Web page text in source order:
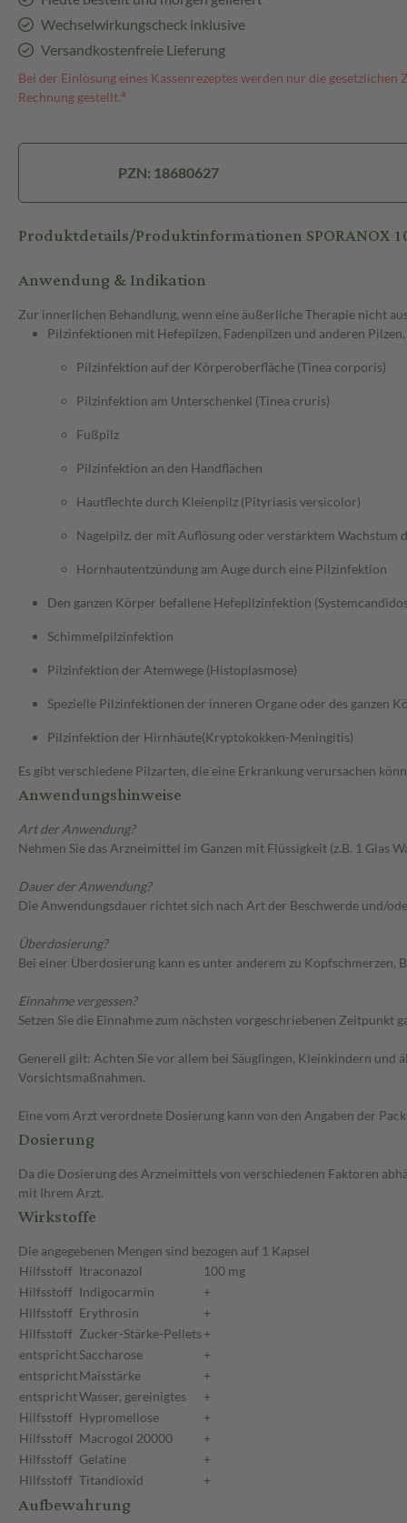
Wechselwirkungscheck inklusive
Versandkostenfreie Lieferung
Bei der Einlösung eines Kassenrezeptes werden nur die gesetzlichen
Rechnung gestellt.⁴
PZN: 18680627
Produktdetails/Produktinformationen SPORANOX
Anwendung & Indikation
Zur innerlichen Behandlung, wenn eine äußerliche Therapie nicht
Pilzinfektionen mit Hefepilzen, Fadenpilzen und anderen
Pilzinfektion auf der Körperoberfläche (Tinea corporis)
Pilzinfektion am Unterschenkel (Tinea cruris)
Fußpilz
Pilzinfektion an den Handflächen
Hautflechte durch Kleienpilz (Pityriasis versicolor)
Nagelpilz, der mit Auflösung oder verstärktem Wachstum
Hornhautentzündung am Auge durch eine Pilzinfektion
Den ganzen Körper befallene Hefepilzinfektion
Schimmelpilzinfektion
Pilzinfektion der Atemwege (Histoplasmose)
Spezielle Pilzinfektionen der inneren Organe oder des ganzen
Pilzinfektion der Hirnhäute(Kryptokokken-Meningitis)
Es gibt verschiedene Pilzarten, die eine Erkrankung verursachen
Anwendungshinweise
Art der Anwendung?
Nehmen Sie das Arzneimittel im Ganzen mit Flüssigkeit (z.B. 1 Glas
Dauer der Anwendung?
Die Anwendungsdauer richtet sich nach Art der Beschwerde und/
Überdosierung?
Bei einer Überdosierung kann es unter anderem zu
Einnahme vergessen?
Setzen Sie die Einnahme zum nächsten vorgeschriebenen
Generell gilt: Achten Sie vor allem bei Säuglingen, Kleinkindern
Vorsichtsmaßnahmen.
Eine vom Arzt verordnete Dosierung kann von den Angaben der
Dosierung
Da die Dosierung des Arzneimittels von verschiedenen Faktoren
mit Ihrem Arzt.
Wirkstoffe
Die angegebenen Mengen sind bezogen auf 1 Kapsel
Hilfsstoff Itraconazol
100 mg
Hilfsstoff Indigocarmin
+
Hilfsstoff Erythrosin
+
Hilfsstoff Zucker-Stärke-Pellets +
entsprichtSaccharose
+
entsprichtMaisstärke
+
entsprichtWasser, gereinigtes
+
Hilfsstoff Hypromellose
+
Hilfsstoff Macrogol 20000
+
Hilfsstoff Gelatine
+
Hilfsstoff Titandioxid +
Aufbewahrung